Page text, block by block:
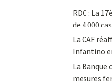
RDC : La
de 4.000
La CAF
Infantino
La Banque
mesures